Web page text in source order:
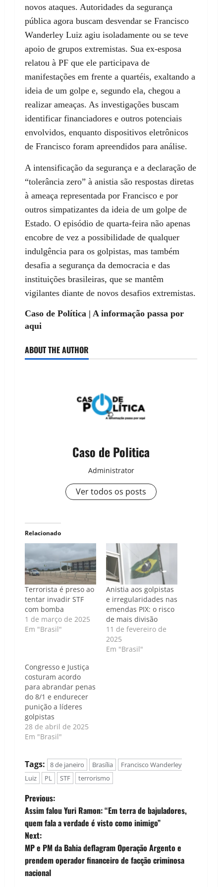
novos ataques. Autoridades da segurança
pública agora buscam desvendar se Francisco
Wanderley Luiz agiu isoladamente ou se teve
apoio de grupos extremistas. Sua ex-esposa
relatou à PF que ele participava de
manifestações em frente a quartéis, exaltando a
ideia de um golpe e, segundo ela, chegou a
realizar ameaças. As investigações buscam
identificar financiadores e outros potenciais
envolvidos, enquanto dispositivos eletrônicos
de Francisco foram apreendidos para análise.
A intensificação da segurança e a declaração de
“tolerância zero” à anistia são respostas diretas
à ameaça representada por Francisco e por
outros simpatizantes da ideia de um golpe de
Estado. O episódio de quarta-feira não apenas
encobre de vez a possibilidade de qualquer
indulgência para os golpistas, mas também
desafia a segurança da democracia e das
instituições brasileiras, que se mantêm
vigilantes diante de novos desafios extremistas.
Caso de Política | A informação passa por
aqui
ABOUT THE AUTHOR
Caso de Politica
Administrator
Ver todos os posts
Relacionado
Terrorista é preso ao
tentar invadir STF
com bomba
1 de março de 2025
Em "Brasil"
Anistia aos golpistas
e irregularidades nas
emendas PIX: o risco
de mais divisão
11 de fevereiro de
2025
Em "Brasil"
Congresso e Justiça
costuram acordo
para abrandar penas
do 8/1 e endurecer
punição a líderes
golpistas
28 de abril de 2025
Em "Brasil"
Tags: 8 de janeiro Brasília
Francisco Wanderley
Luiz
PL STF terrorismo
P
o
s
t
Previous:
Assim falou Yuri Ramon: “Em terra de bajuladores,
quem fala a verdade é visto como inimigo”
Next:
MP e PM da Bahia deflagram Operação Argento e
prendem operador financeiro de facção criminosa
nacional